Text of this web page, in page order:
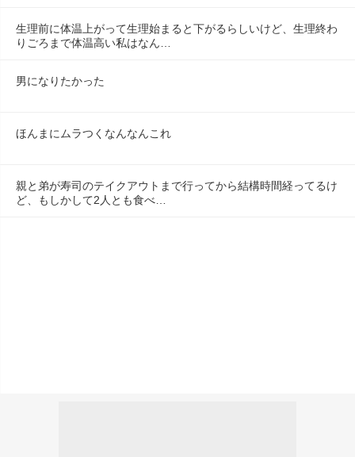
生理前に体温上がって生理始まると下がるらしいけど、生理終わ
りごろまで体温高い私はなん…
男になりたかった
ほんまにムラつくなんなんこれ
親と弟が寿司のテイクアウトまで行ってから結構時間経ってるけ
ど、もしかして2人とも食べ…